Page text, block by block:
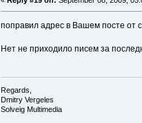
поправил адрес в Вашем посте от
Нет не приходило писем за
Regards,
Dmitry Vergeles
Solveig Multimedia